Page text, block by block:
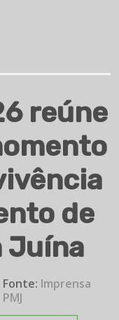
reúne
de
Juína
Fonte: Imprensa
PMJ